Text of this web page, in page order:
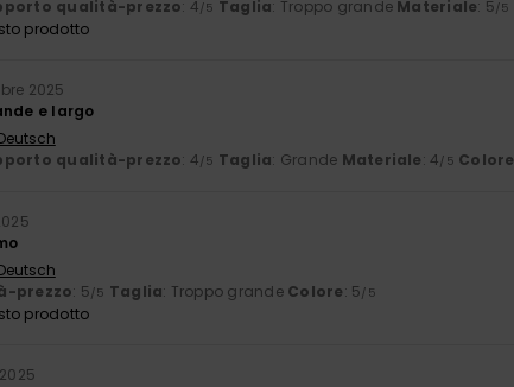
qualità-prezzo: 4/5 Taglia: Troppo grande Materiale: 5/5
prodotto
2025
e largo
qualità-prezzo: 4/5 Taglia: Grande Materiale: 4/5 Colore
prezzo: 5/5 Taglia: Troppo grande Colore: 5/5
prodotto